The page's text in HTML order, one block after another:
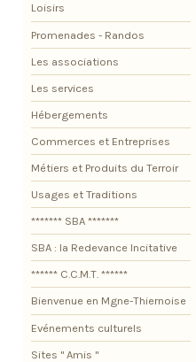
Loisirs
Promenades - Randos
Les associations
Les services
Hébergements
Commerces et Entreprises
Métiers et Produits du Terroir
Usages et Traditions
******* SBA *******
SBA : la Redevance Incitative
****** C.C.M.T. ******
Bienvenue en Mgne-Thiernoise
Evénements culturels
Sites " Amis "